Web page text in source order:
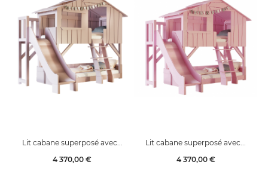
Lit cabane superposé avec...
Prix
4 370,00 €
Lit cabane superposé avec...
Prix
4 370,00 €